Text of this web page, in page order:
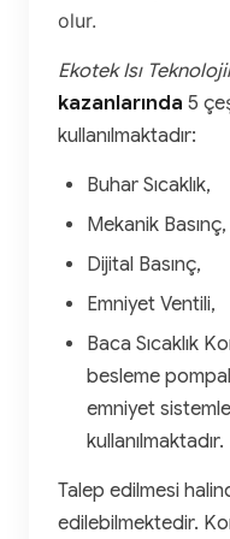
olur.
Ekotek Isı
kazanlarında 5
kullanılmaktadır:
Buhar Sıcaklık,
Mekanik Basınç,
Dijital Basınç,
Emniyet Ventili,
Baca Sıcaklık
besleme
emniyet
kullanılmaktadır.
Talep edilmesi
edilebilmektedir.